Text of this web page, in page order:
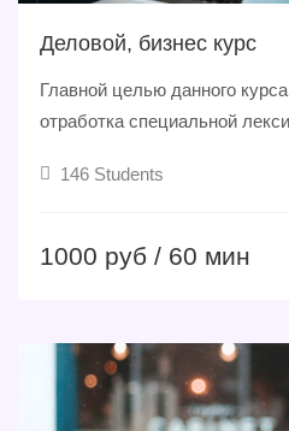
Деловой, бизнес курс
Главной целью данного
отработка специальной
146 Students
1000 руб / 60 мин